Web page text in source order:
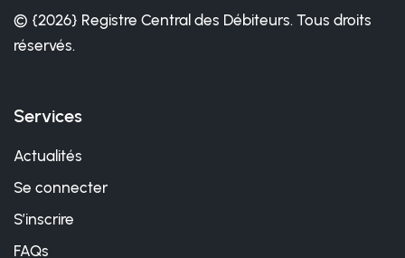
© {2026} Registre Central des Débiteurs. Tous droits
réservés.
Services
Actualités
Se connecter
S’inscrire
FAQs